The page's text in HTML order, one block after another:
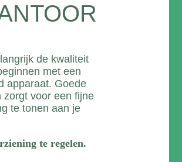
de kwaliteit
met een
apparaat. Goede
zorgt voor een fijne
te tonen aan je
te regelen.